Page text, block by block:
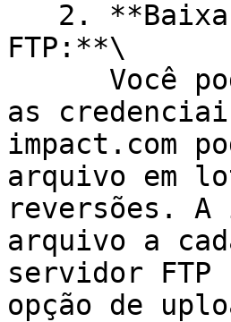
FTP:**\
as
impact.com
arquivo em
reversões. A
arquivo a
servidor FTP
opção de